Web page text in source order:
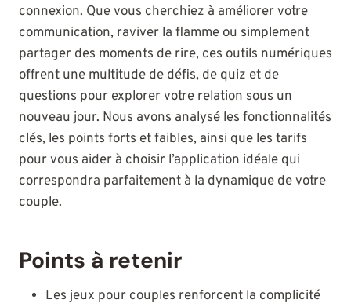
connexion. Que vous cherchiez à améliorer votre
communication, raviver la flamme ou simplement
partager des moments de rire, ces outils numériques
offrent une multitude de défis, de quiz et de
questions pour explorer votre relation sous un
nouveau jour. Nous avons analysé les fonctionnalités
clés, les points forts et faibles, ainsi que les tarifs
pour vous aider à choisir l’application idéale qui
correspondra parfaitement à la dynamique de votre
couple.
Points à retenir
Les jeux pour couples renforcent la complicité